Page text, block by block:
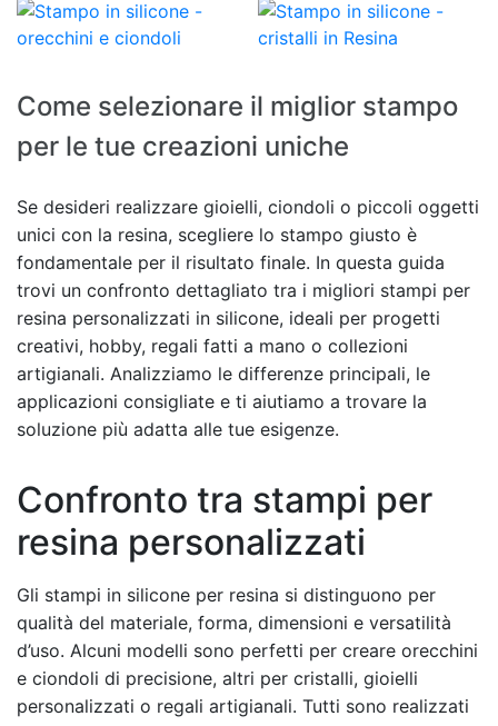
Come selezionare il miglior stampo
per le tue creazioni uniche
Se desideri realizzare gioielli, ciondoli o piccoli oggetti
unici con la resina, scegliere lo stampo giusto è
fondamentale per il risultato finale. In questa guida
trovi un confronto dettagliato tra i migliori stampi per
resina personalizzati in silicone, ideali per progetti
creativi, hobby, regali fatti a mano o collezioni
artigianali. Analizziamo le differenze principali, le
applicazioni consigliate e ti aiutiamo a trovare la
soluzione più adatta alle tue esigenze.
Confronto tra stampi per
resina personalizzati
Gli stampi in silicone per resina si distinguono per
qualità del materiale, forma, dimensioni e versatilità
d’uso. Alcuni modelli sono perfetti per creare orecchini
e ciondoli di precisione, altri per cristalli, gioielli
personalizzati o regali artigianali. Tutti sono realizzati